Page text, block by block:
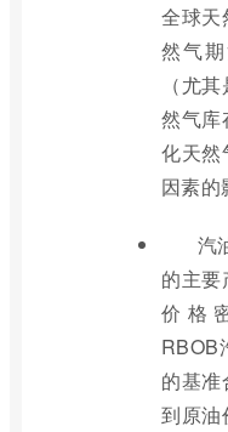
全球天
然气
（尤
然气库
化天然
因素的
汽
的主
价格
RBOB
的基
到原油